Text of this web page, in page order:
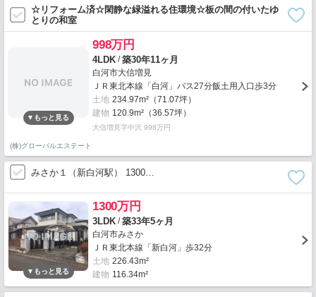
☆リフォーム済☆閑静な緑溢れる住環境☆板の間の付いたゆ
とりの和室
998万円
4LDK /築30年11ヶ月
白河市大信増見
ＪＲ東北本線「白河」バス27分飯土用入口歩3分
土地 234.97m²（71.07坪）
建物 120.9m²（36.57坪）
大信増見字中沢 998万円
(株)グローバルエステート
みさか１（新白河駅） 1300…
1300万円
3LDK /築33年5ヶ月
白河市みさか
ＪＲ東北本線「新白河」歩32分
土地 226.43m²
建物 116.34m²